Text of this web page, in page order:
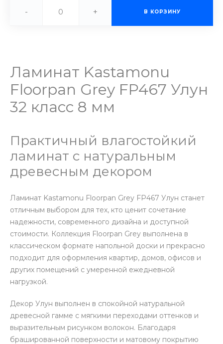
- + В КОРЗИНУ
Ламинат Kastamonu
Floorpan Grey FP467 Улун
32 класс 8 мм
Практичный влагостойкий
ламинат с натуральным
древесным декором
Ламинат Kastamonu Floorpan Grey FP467 Улун станет
отличным выбором для тех, кто ценит сочетание
надежности, современного дизайна и доступной
стоимости. Коллекция Floorpan Grey выполнена в
классическом формате напольной доски и прекрасно
подходит для оформления квартир, домов, офисов и
других помещений с умеренной ежедневной
нагрузкой.
Декор Улун выполнен в спокойной натуральной
древесной гамме с мягкими переходами оттенков и
выразительным рисунком волокон. Благодаря
брашированной поверхности и матовому покрытию